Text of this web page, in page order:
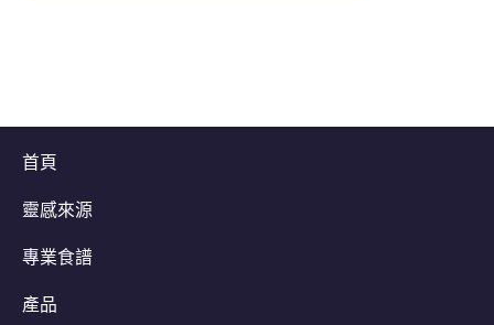
首頁
靈感來源
專業食譜
產品